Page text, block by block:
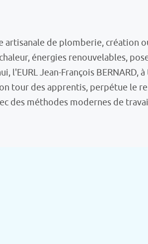
artisanale de plomberie, création
énergies renouvelables,
l'EURL Jean-François
tour des apprentis, perpétue le
des méthodes modernes de